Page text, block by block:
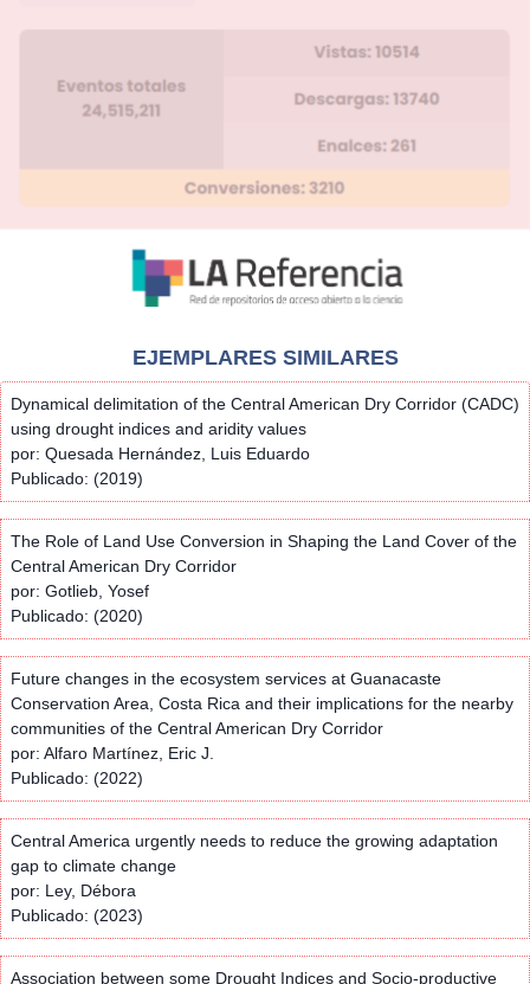
EJEMPLARES SIMILARES
Dynamical delimitation of the Central American Dry Corridor (CADC)
using drought indices and aridity values
por: Quesada Hernández, Luis Eduardo
Publicado: (2019)
The Role of Land Use Conversion in Shaping the Land Cover of the
Central American Dry Corridor
por: Gotlieb, Yosef
Publicado: (2020)
Future changes in the ecosystem services at Guanacaste
Conservation Area, Costa Rica and their implications for the nearby
communities of the Central American Dry Corridor
por: Alfaro Martínez, Eric J.
Publicado: (2022)
Central America urgently needs to reduce the growing adaptation
gap to climate change
por: Ley, Débora
Publicado: (2023)
Association between some Drought Indices and Socio-productive